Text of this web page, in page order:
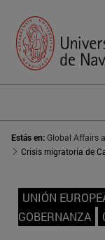
Estás en:Global Affairs
UNIÓN
GOBERNANZA